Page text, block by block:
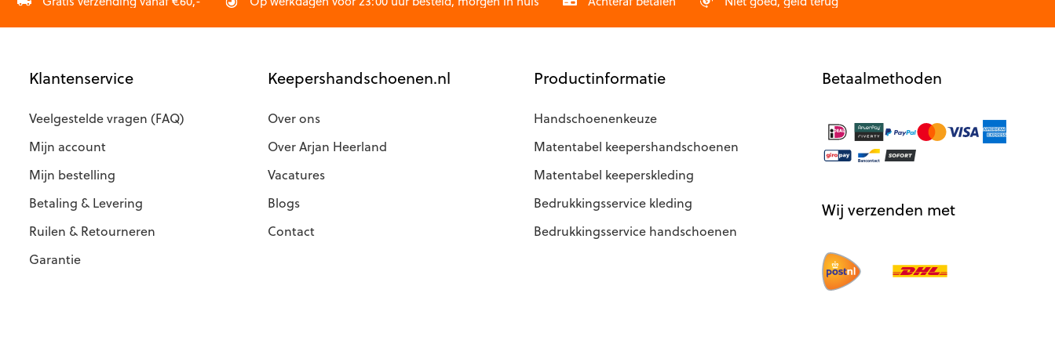
Klantenservice
Veelgestelde vragen (FAQ)
Mijn account
Mijn bestelling
Betaling & Levering
Ruilen & Retourneren
Garantie
Keepershandschoenen.nl
Over ons
Over Arjan Heerland
Vacatures
Blogs
Contact
Productinformatie
Handschoenenkeuze
Matentabel keepershandschoenen
Matentabel keeperskleding
Bedrukkingsservice kleding
Bedrukkingsservice handschoenen
Betaalmethoden
Wij verzenden met